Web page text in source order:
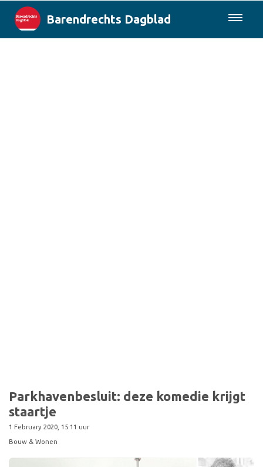
Barendrechts Dagblad
Parkhavenbesluit: deze komedie krijgt
staartje
1 February 2020, 15:11 uur
Bouw & Wonen